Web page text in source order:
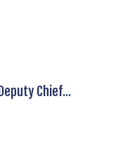
Chief...